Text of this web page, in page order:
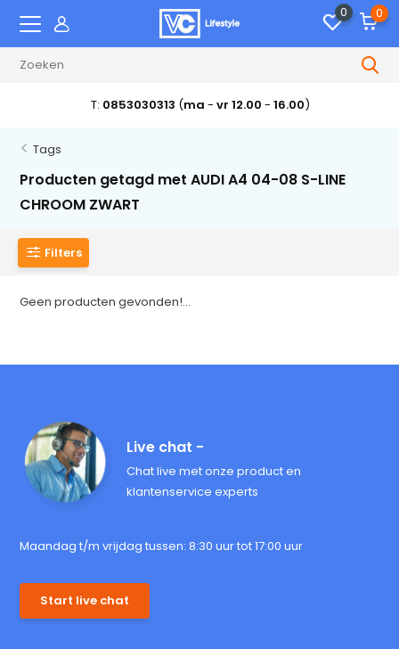
0 0
T: 0853030313 (ma - vr 12.00 - 16.00)
Tags
Producten getagd met AUDI A4 04-08 S-LINE
CHROOM ZWART
Filters
Geen producten gevonden!...
Live chat -
Chat live met onze product en
klantenservice experts
Maandag t/m vrijdag tussen: 8:30 uur tot 17:00 uur
Start live chat